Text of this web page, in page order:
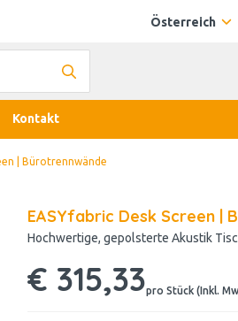
Österreich
Kontakt
| Bürotrennwände
EASYfabric Desk Screen |
Hochwertige, gepolsterte Akustik
€ 315,33pro Stück (Inkl.